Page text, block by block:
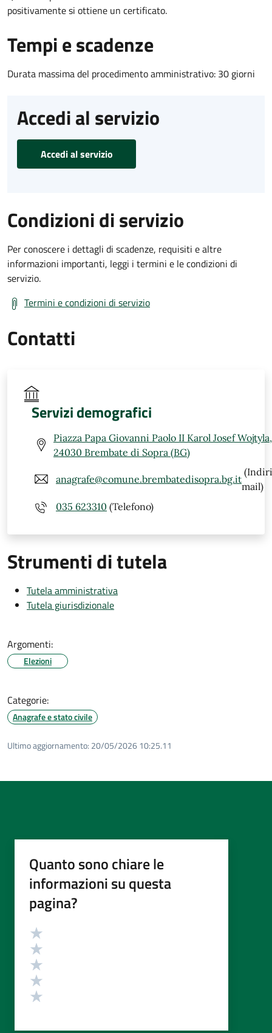
positivamente si ottiene un certificato.
Tempi e scadenze
Durata massima del procedimento amministrativo: 30 giorni
Accedi al servizio
Accedi al servizio
Condizioni di servizio
Per conoscere i dettagli di scadenze, requisiti e altre
informazioni importanti, leggi i termini e le condizioni di
servizio.
Termini e condizioni di servizio
Contatti
Servizi demografici
Piazza Papa Giovanni Paolo II Karol Josef
24030 Brembate di Sopra (BG)
anagrafe@comune.brembatedisopra.bg.it
mail)
035 623310 (Telefono)
Strumenti di tutela
Tutela amministrativa
Tutela giurisdizionale
Argomenti:
Elezioni
Categorie:
Anagrafe e stato civile
Ultimo aggiornamento: 20/05/2026 10:25.11
Quanto sono chiare le
informazioni su questa
pagina?
Valutazione